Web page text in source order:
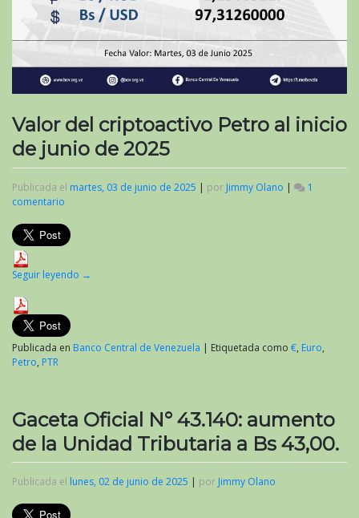
Valor del criptoactivo Petro al inicio
de junio de 2025
Publicada el martes, 03 de junio de 2025 | por Jimmy Olano |
1
comentario
del
criptoactivo
al
junio
de
2025
Seguir leyendo →
Publicada en Banco Central de Venezuela | Etiquetada como €, Euro,
Petro, PTR
Gaceta Oficial N° 43.140: aumento
de la Unidad Tributaria a Bs 43,00.
Publicada el lunes, 02 de junio de 2025 | por Jimmy Olano